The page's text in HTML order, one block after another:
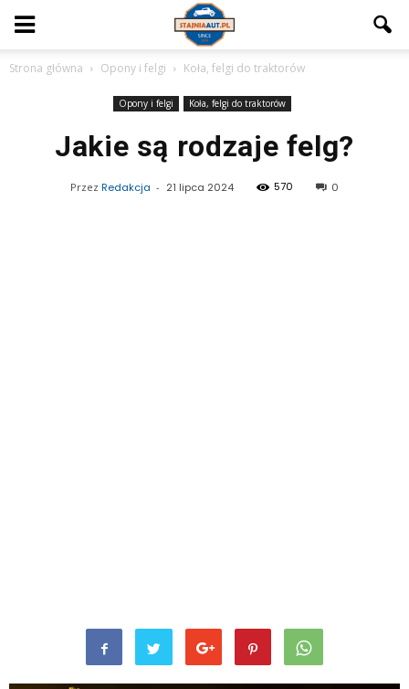
Strona główna Opony i felgi Koła, felgi do traktorów
Opony i felgi Koła, felgi do traktorów
Jakie są rodzaje felg?
Przez Redakcja - 21 lipca 2024 570 0